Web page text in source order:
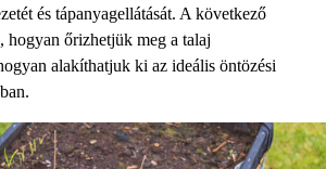
és tápanyagellátását. A következő
hogyan őrizhetjük meg a talaj
alakíthatjuk ki az ideális öntözési